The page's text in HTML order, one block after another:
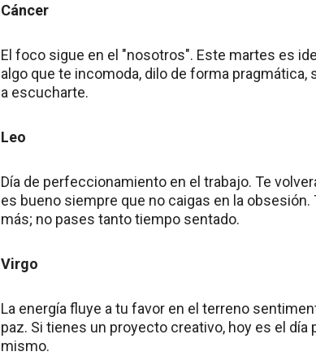
Cáncer
El foco sigue en el "nosotros". Este martes es
algo que te incomoda, dilo de forma
a escucharte.
Leo
Día de perfeccionamiento en el trabajo. Te
es bueno siempre que no caigas en la
más; no pases tanto tiempo sentado.
Virgo
La energía fluye a tu favor en el terreno
paz. Si tienes un proyecto creativo, hoy es el día
mismo.